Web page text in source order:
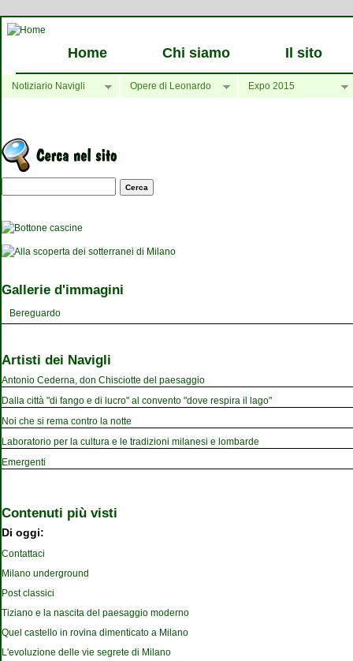
Home Chi siamo Il sito
Notiziario Navigli Opere di Leonardo Expo 2015
Maschera di ricerca
Gallerie d'immagini
Bereguardo
Artisti dei Navigli
Antonio Cederna, don Chisciotte del paesaggio
Dalla città "di fango e di lucro" al convento "dove respira il lago"
Noi che si rema contro la notte
Laboratorio per la cultura e le tradizioni milanesi e lombarde
Emergenti
Contenuti più visti
Di oggi:
Contattaci
Milano underground
Post classici
Tiziano e la nascita del paesaggio moderno
Quel castello in rovina dimenticato a Milano
L'evoluzione delle vie segrete di Milano